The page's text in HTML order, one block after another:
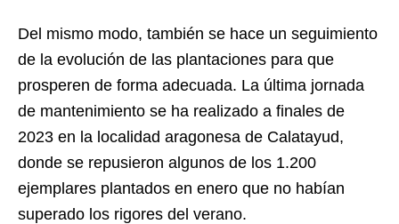
Del mismo modo, también se hace un seguimiento
de la evolución de las plantaciones para que
prosperen de forma adecuada. La última jornada
de mantenimiento se ha realizado a finales de
2023 en la localidad aragonesa de Calatayud,
donde se repusieron algunos de los 1.200
ejemplares plantados en enero que no habían
superado los rigores del verano.